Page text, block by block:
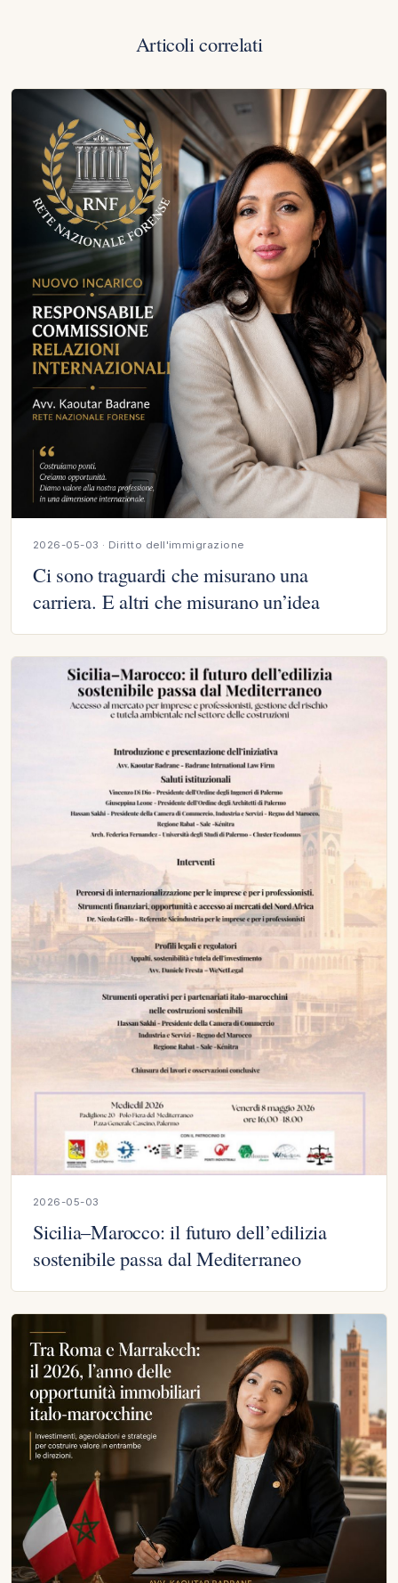
Articoli correlati
2026-05-03 · Diritto dell'immigrazione
Ci sono traguardi che misurano una
carriera. E altri che misurano un’idea
2026-05-03
Sicilia–Marocco: il futuro dell’edilizia
sostenibile passa dal Mediterraneo